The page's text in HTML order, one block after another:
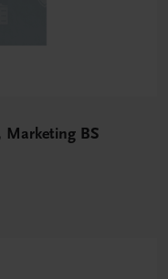
Marketing BS